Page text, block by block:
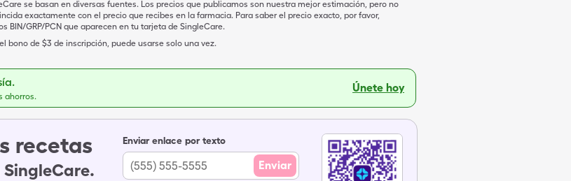
se basan en diversas fuentes. Los precios que publicamos son nuestra mejor estimación, pero no
exactamente con el precio que recibes en la farmacia. Para saber el precio exacto, por favor,
BIN/GRP/PCN que aparecen en tu tarjeta de SingleCare.
bono de $3 de inscripción, puede usarse solo una vez.
ahorros.
Únete hoy
recetas Enviar enlace por texto
Enviar